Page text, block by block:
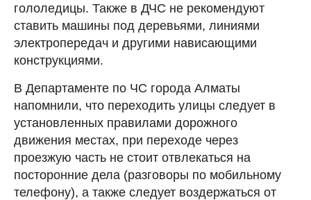
гололедицы. Также в ДЧС не рекомендуют
ставить машины под деревьями, линиями
электропередач и другими нависающими
конструкциями.
В Департаменте по ЧС города Алматы
напомнили, что переходить улицы следует в
установленных правилами дорожного
движения местах, при переходе через
проезжую часть не стоит отвлекаться на
посторонние дела (разговоры по мобильному
телефону), а также следует воздержаться от